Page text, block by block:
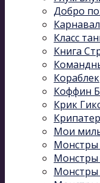
Добро
Класс
Книга
Коффин
Крик
Мои
Монстры
Монстры